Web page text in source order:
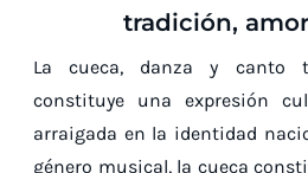
tradición,
La cueca, danza y canto
constituye una expresión
arraigada en la identidad
género musical, la cueca